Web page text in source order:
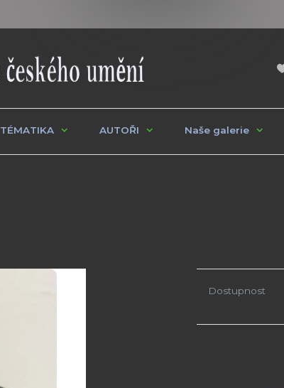
TÉMATIKA AUTOŘI Naše galerie
Dostupnost